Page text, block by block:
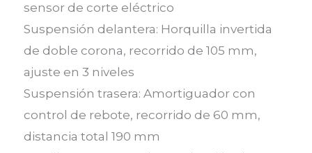
sensor de corte eléctrico
Suspensión delantera: Horquilla invertida
de doble corona, recorrido de 105 mm,
ajuste en 3 niveles
Suspensión trasera: Amortiguador con
control de rebote, recorrido de 60 mm,
distancia total 190 mm